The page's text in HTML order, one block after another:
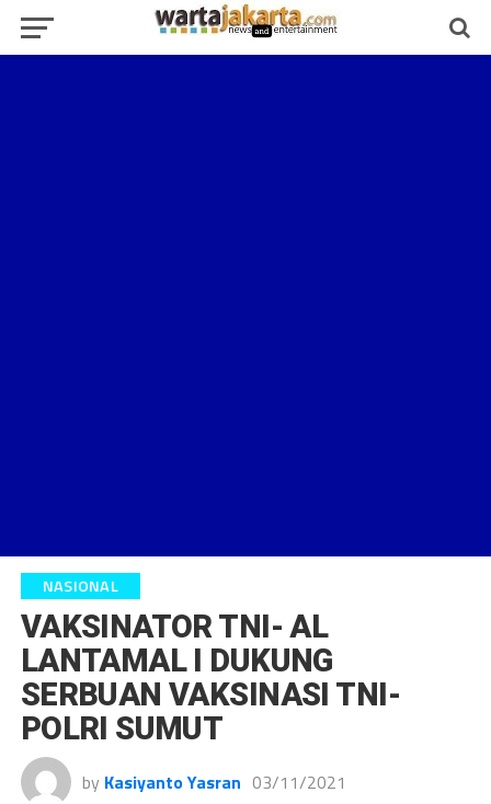
NASIONAL
VAKSINATOR TNI- AL
LANTAMAL I DUKUNG
SERBUAN VAKSINASI TNI-
POLRI SUMUT
by Kasiyanto Yasran 03/11/2021